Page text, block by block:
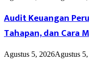
Audit Keuangan
Tahapan, dan Cara
Agustus 5, 2026Agustus